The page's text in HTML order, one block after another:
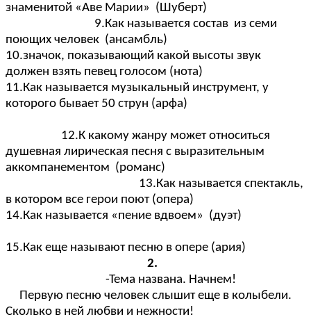
знаменитой «Аве Марии» (Шуберт)
9.Как называется состав из семи
поющих человек (ансамбль)
10.значок, показывающий какой высоты звук
должен взять певец голосом (нота)
11.Как называется музыкальный инструмент, у
которого бывает 50 струн (арфа)
12.К какому жанру может относиться
душевная лирическая песня с выразительным
аккомпанементом (романс)
13.Как называется спектакль,
в котором все герои поют (опера)
14.Как называется «пение вдвоем» (дуэт)
15.Как еще называют песню в опере (ария)
2.
-Тема названа. Начнем!
Первую песню человек слышит еще в колыбели.
Сколько в ней любви и нежности!